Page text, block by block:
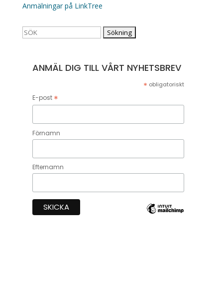
Anmälningar på LinkTree
Sök
ANMÄL DIG TILL VÅRT NYHETSBREV
* obligatoriskt
E-post *
Förnamn
Efternamn